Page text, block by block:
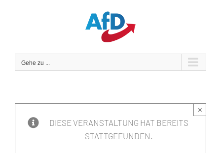
Gehe zu ...
DIESE VERANSTALTUNG HAT BEREITS
STATTGEFUNDEN.
×